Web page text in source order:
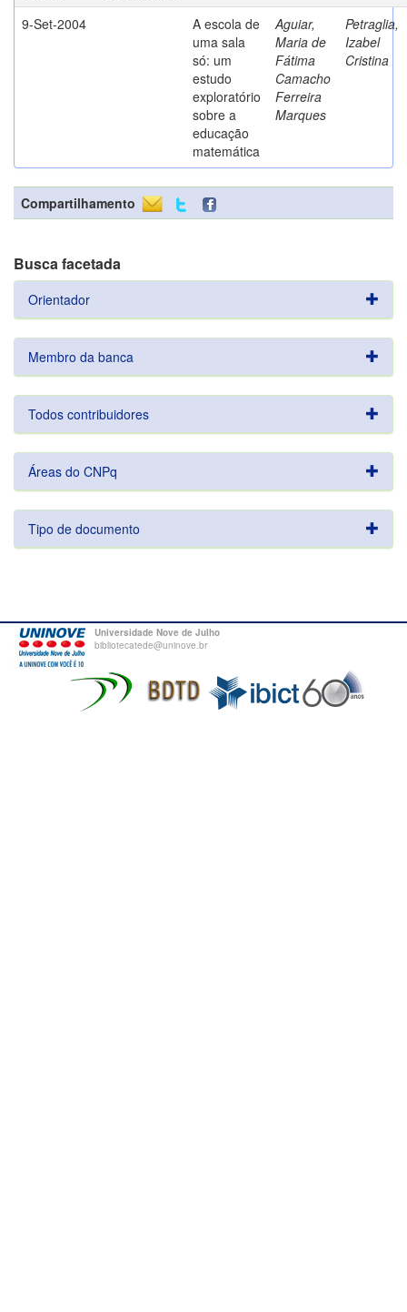
9-Set-2004
A escola de
uma sala
só: um
estudo
exploratório
sobre a
educação
matemática
Aguiar,
Maria de
Fátima
Camacho
Ferreira
Marques
Petraglia,
Izabel
Cristina
Compartilhamento
Busca facetada
Orientador
Membro da banca
Todos contribuidores
Áreas do CNPq
Tipo de documento
Universidade Nove de Julho
bibliotecatede@uninove.br